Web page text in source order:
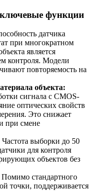
ключевые функции
датчика
при многократном
является
контроля. Модели
повторяемость на
объекта:
сигнала с CMOS-
оптических свойств
Это снижает
при смене
Частота выборки до 50
для контроля
объектов без
Помимо стандартного
точки, поддерживается